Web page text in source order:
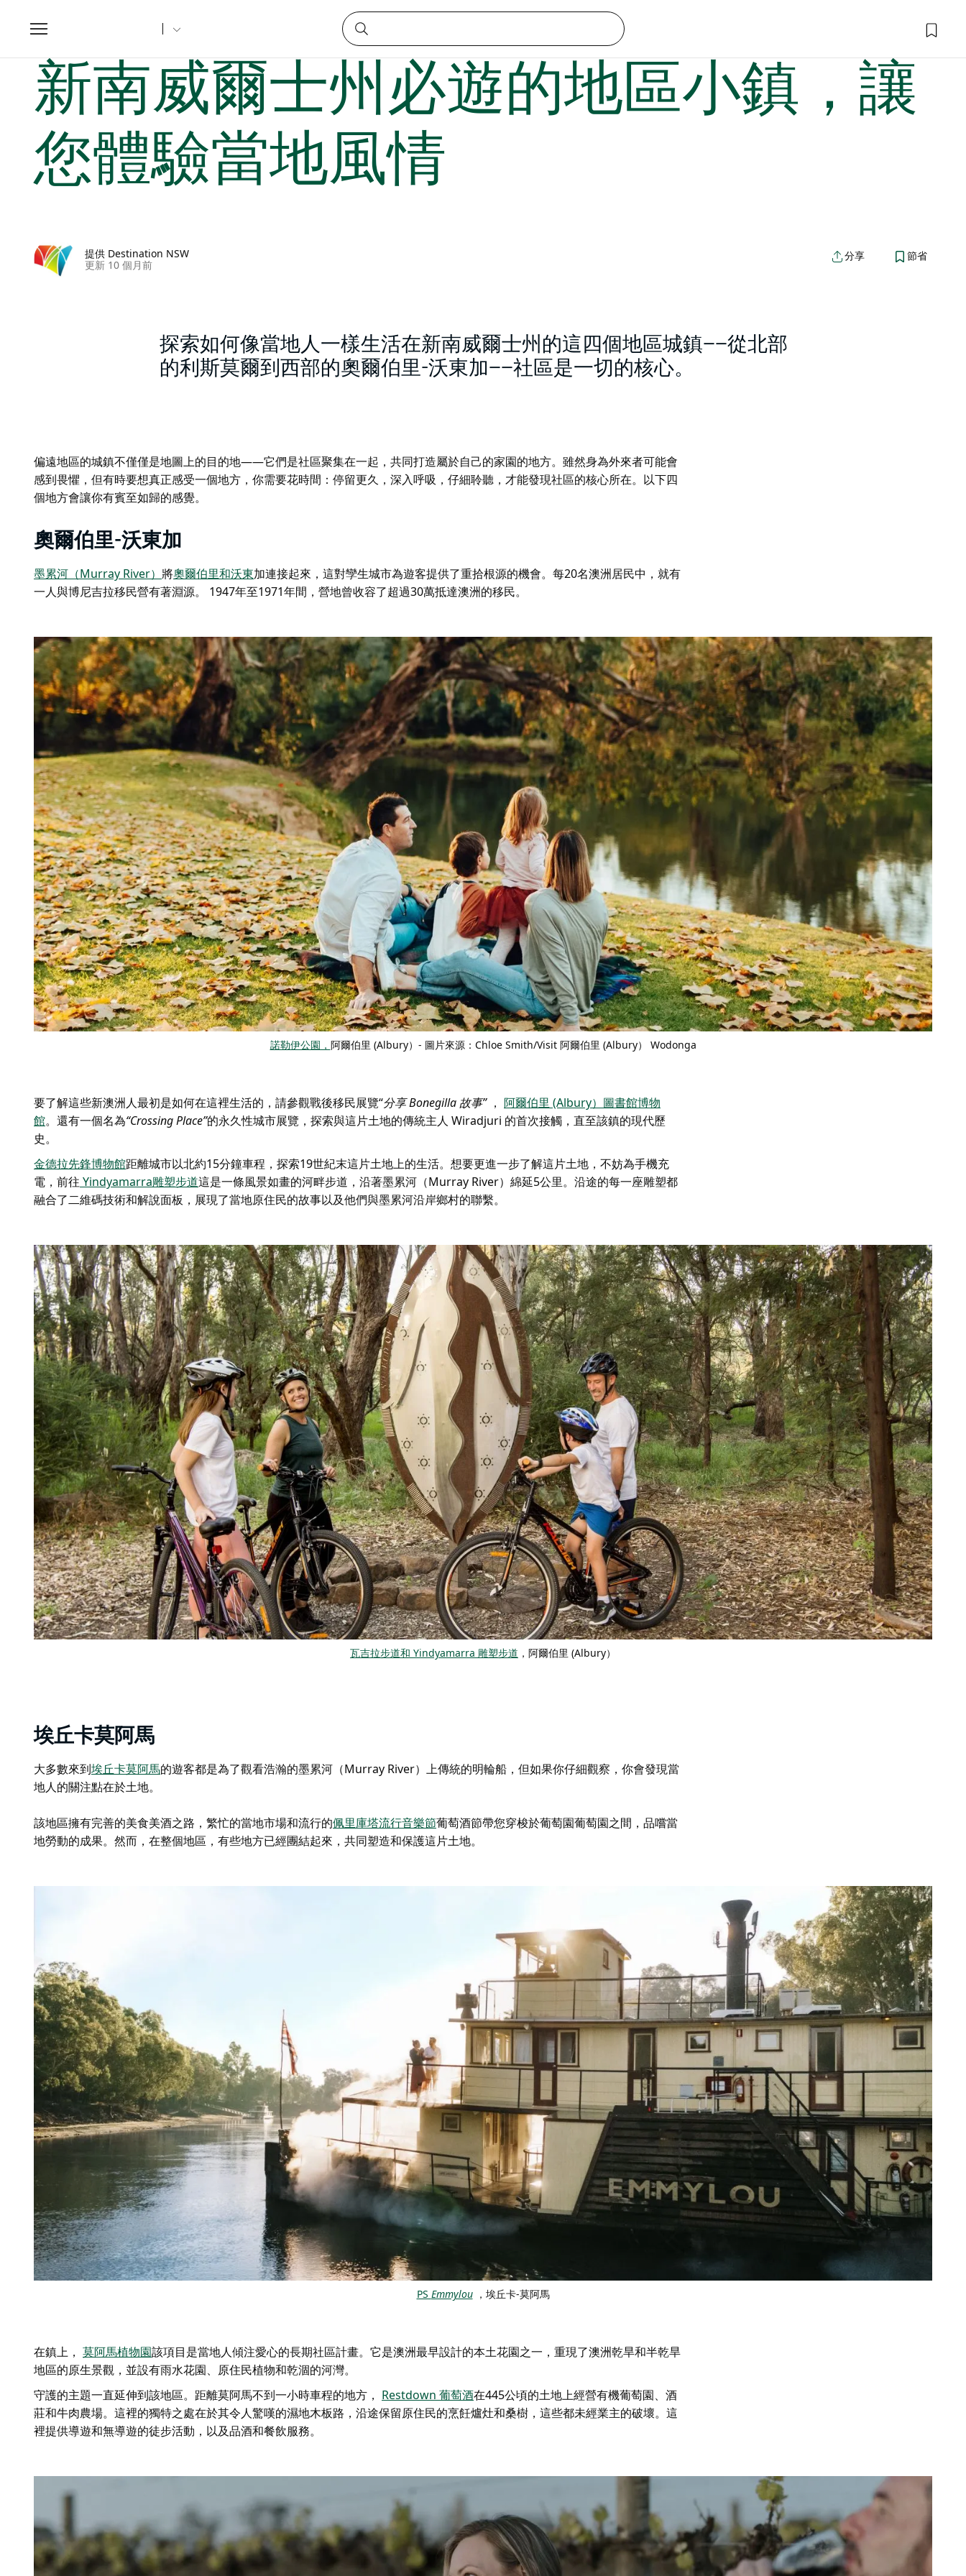
Toggle
navigation
新南威爾士州必遊的地區小鎮，讓您體驗當地風情
新南威爾士州必遊的地區小鎮，讓
您體驗當地風情
提供 Destination NSW
更新 10 個月前
分享 節省
探索如何像當地人一樣生活在新南威爾士州的這四個地區城鎮——從北部
的利斯莫爾到西部的奧爾伯里-沃東加——社區是一切的核心。
偏遠地區的城鎮不僅僅是地圖上的目的地——它們是社區聚集在一起，共同打造屬於自己的家園的地方。雖然身為外來者可能會
感到畏懼，但有時要想真正感受一個地方，你需要花時間：停留更久，深入呼吸，仔細聆聽，才能發現社區的核心所在。以下四
個地方會讓你有賓至如歸的感覺。
奧爾伯里-沃東加
墨累河（Murray River） 將奧爾伯里和沃東加連接起來 ，這對孿生城市為遊客提供了重拾根源的機會。每20名澳洲居民中，就有
一人與博尼吉拉移民營有著淵源。 1947年至1971年間，營地曾收容了超過30萬抵達澳洲的移民。
諾勒伊公園， 阿爾伯里 (Albury）- 圖片來源：Chloe Smith/Visit 阿爾伯里 (Albury） Wodonga
要了解這些新澳洲人最初是如何在這裡生活的，請參觀戰後移民展覽“分享 Bonegilla 故事” ， 阿爾伯里 (Albury）圖書館博物
館。還有一個名為“Crossing Place”的永久性城市展覽 ，探索與這片土地的傳統主人 Wiradjuri 的首次接觸，直至該鎮的現代歷
史。
金德拉先鋒博物館距離城市以北約15分鐘車程，探索19世紀末這片土地上的生活。想要更進一步了解這片土地，不妨為手機充
電，前往 Yindyamarra雕塑步道這是一條風景如畫的河畔步道，沿著墨累河（Murray River）綿延5公里。沿途的每一座雕塑都
融合了二維碼技術和解說面板，展現了當地原住民的故事以及他們與墨累河沿岸鄉村的聯繫。
瓦吉拉步道和 Yindyamarra 雕塑步道 ，阿爾伯里 (Albury）
埃丘卡莫阿馬
大多數來到埃丘卡莫阿馬的遊客都是為了觀看浩瀚的墨累河（Murray River）上傳統的明輪船，但如果你仔細觀察，你會發現當
地人的關注點在於土地。
該地區擁有完善的美食美酒之路，繁忙的當地市場和流行的佩里庫塔流行音樂節葡萄酒節帶您穿梭於葡萄園葡萄園之間，品嚐當
地勞動的成果。然而，在整個地區，有些地方已經團結起來，共同塑造和保護這片土地。
PS Emmylou，埃丘卡-莫阿馬
在鎮上， 莫阿馬植物園該項目是當地人傾注愛心的長期社區計畫。它是澳洲最早設計的本土花園之一，重現了澳洲乾旱和半乾旱
地區的原生景觀，並設有雨水花園、原住民植物和乾涸的河灣。
守護的主題一直延伸到該地區。距離莫阿馬不到一小時車程的地方， Restdown 葡萄酒在445公頃的土地上經營有機葡萄園、酒
莊和牛肉農場。這裡的獨特之處在於其令人驚嘆的濕地木板路，沿途保留原住民的烹飪爐灶和桑樹，這些都未經業主的破壞。這
裡提供導遊和無導遊的徒步活動，以及品酒和餐飲服務。